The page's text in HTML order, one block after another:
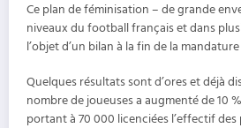
Ce plan de féminisation – de grande
niveaux du football français et dans
l’objet d’un bilan à la fin de la
Quelques résultats sont d’ores et déjà
nombre de joueuses a augmenté de 10
portant à 70 000 licenciées l’effectif